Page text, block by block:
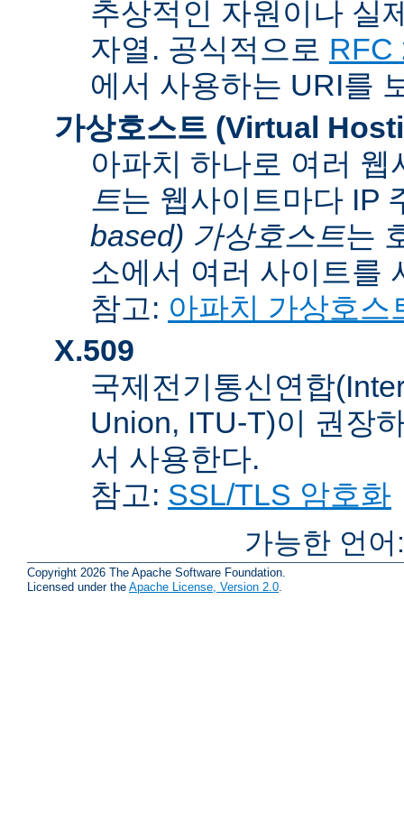
추상적인 자원이나 실
자열. 공식적으로 RFC
에서 사용하는 URI를
가상호스트 (Virtual
아파치 하나로 여러
트는 웹사이트마다 IP
based) 가상호스트는
소에서 여러 사이트를
참고: 아파치 가상호스
X.509
국제전기통신연합
Union, ITU-T)이 권장
서 사용한다.
참고: SSL/TLS 암호화
가능한 언
Copyright 2026 The Apache Software Foundation.
Licensed under the Apache License, Version 2.0.